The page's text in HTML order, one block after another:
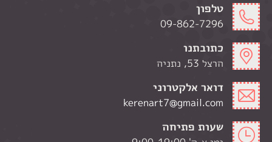
טלפון
09-862-7296
כתובתנו
הרצל 53, נתניה
דואר אלקטרוני
kerenart7@gmail.com
שעות פתיחה